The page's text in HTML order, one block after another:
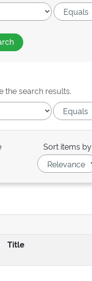
the search results.
Sort items by
Title